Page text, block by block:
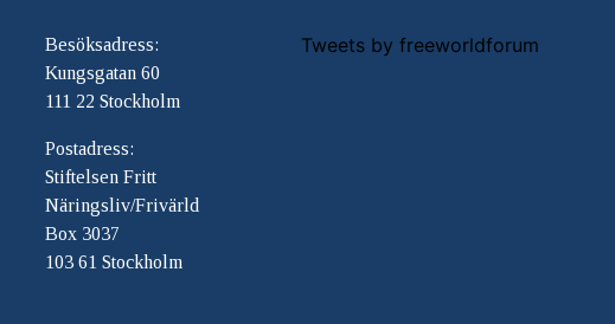
Besöksadress:
Kungsgatan 60
111 22 Stockholm
Postadress:
Stiftelsen Fritt
Näringsliv/Frivärld
Box 3037
103 61 Stockholm
Tweets by freeworldforum